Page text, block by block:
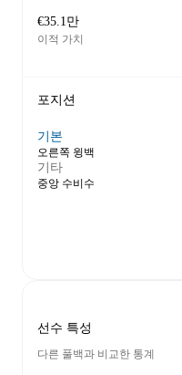
€35.1만
이적 가치
포지션
기본
오른쪽 윙백
기타
중앙 수비수
선수 특성
다른 풀백과 비교한 통계